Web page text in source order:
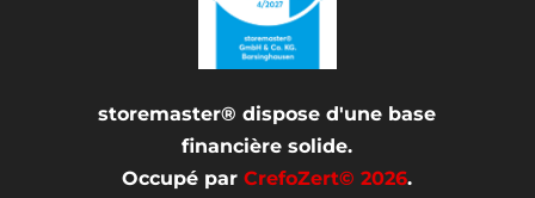
storemaster® dispose d'une base
financière solide.
Occupé parCrefoZert© 2026.